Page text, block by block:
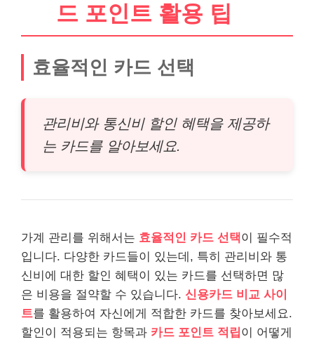
드 포인트 활용 팁
효율적인 카드 선택
관리비와 통신비 할인 혜택을 제공하
는 카드를 알아보세요.
가계 관리를 위해서는 효율적인 카드 선택이 필수적
입니다. 다양한 카드들이 있는데, 특히 관리비와 통
신비에 대한 할인 혜택이 있는 카드를 선택하면 많
은 비용을 절약할 수 있습니다. 신용카드 비교 사이
트를 활용하여 자신에게 적합한 카드를 찾아보세요.
할인이 적용되는 항목과 카드 포인트 적립이 어떻게